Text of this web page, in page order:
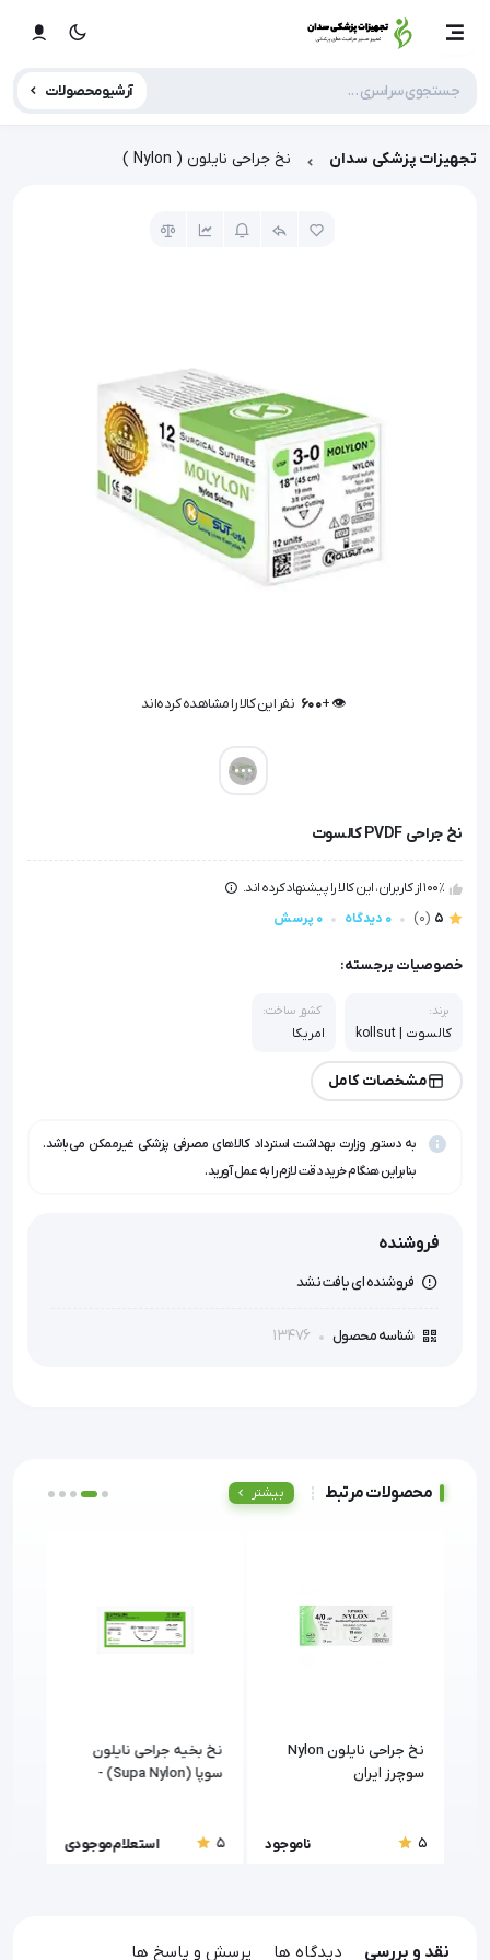
آرشیو محصولات
تجهیزات پزشکی سدان نخ جراحی نایلون ( Nylon )
👁️ +
600 نفر این کالا را مشاهده کرده‌اند
نخ جراحی PVDF کالسوت
100٪ از کاربران، این کالا را پیشنهاد کرده اند.
5
(0) 0 دیدگاه 0 پرسش
خصوصیات برجسته:
برند:
کالسوت | kollsut
کشور ساخت:
امریکا
مشخصات کامل
به دستور وزارت بهداشت استرداد کالاهای مصرفی پزشکی غیرممکن می‌باشد.
بنابراین هنگام خرید دقت لازم را به عمل آورید.
فروشنده
فروشنده ای یافت نشد
شناسه محصول 13476
محصولات مرتبط بیشتر
نخ جراحی نایلون Nylon
سوچرز ایران
5 ناموجود
نخ بخیه جراحی نایلون
سوپا (Supa Nylon) -
5 استعلام موجودی
نقد و بررسی دیدگاه ها پرسش و پاسخ ها